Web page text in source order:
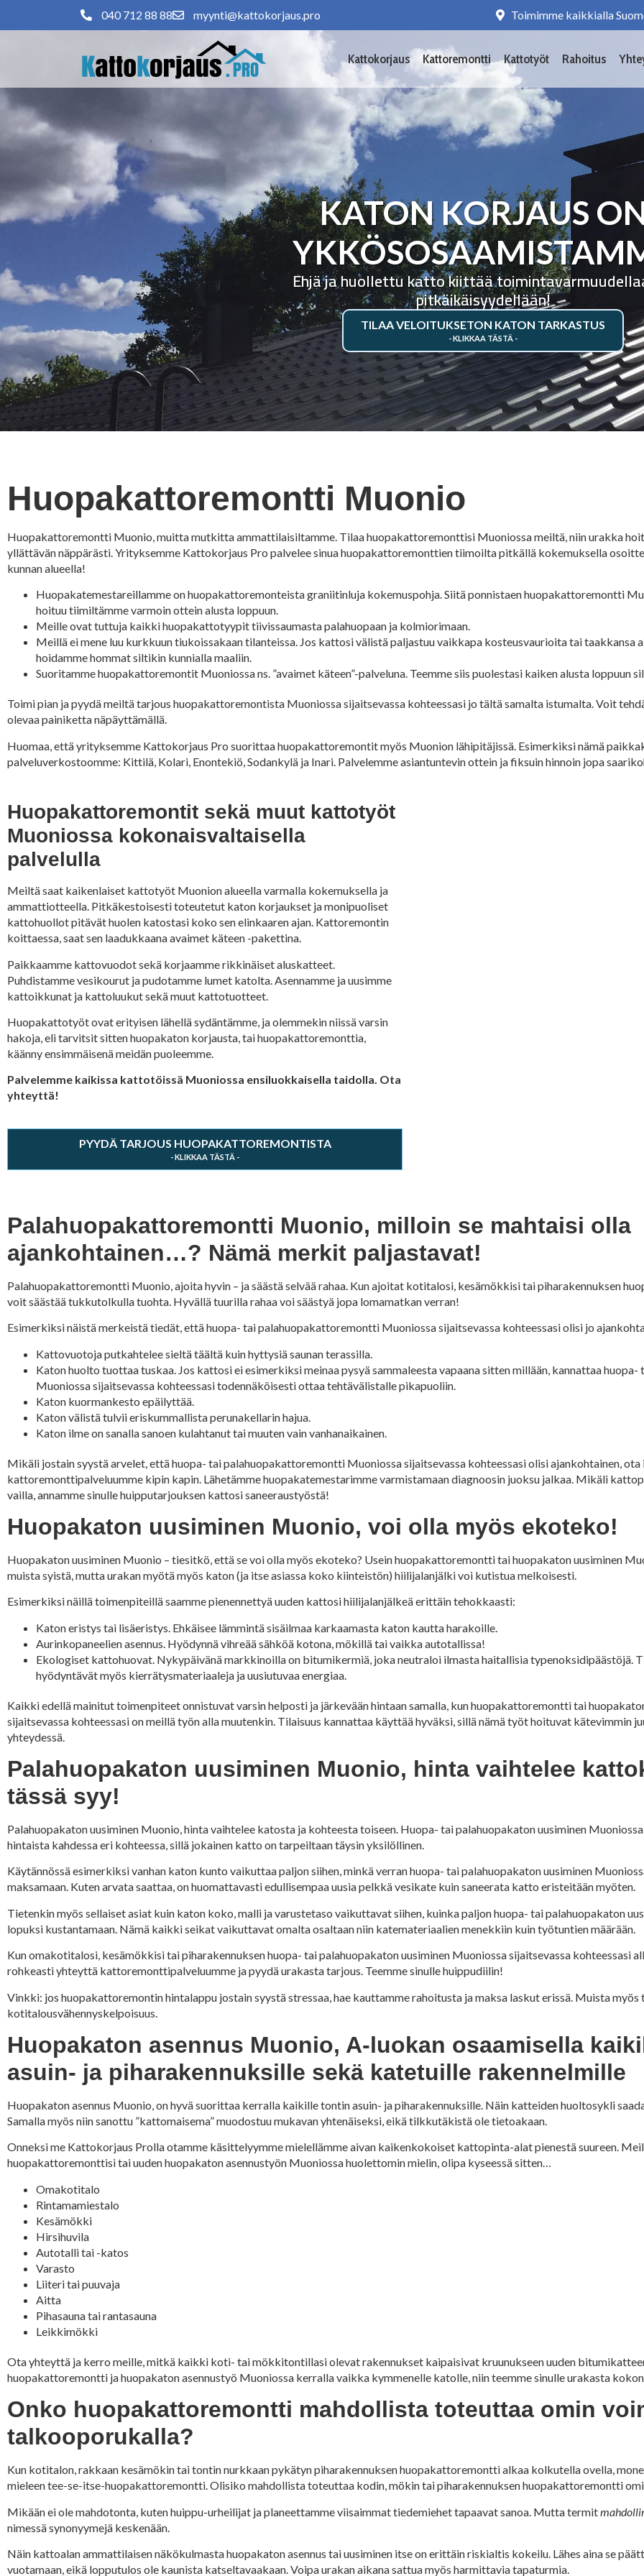
040 712 88 88 myynti@kattokorjaus.pro Toimimme kaikkialla
Kattokorjaus Kattoremontti Kattotyöt Rahoitus
KATON KORJAUS
Ehjä ja huollettu katto kiittää
pitkäikäisyydellään!
TILAA VELOITUKSETON KATON TARKASTUS
Huopakattoremontti Muonio
Huopakattoremontti Muonio, muitta mutkitta ammattilaisiltamme. Tilaa huopakattoremonttisi Muoniossa meiltä, niin urakka
yllättävän näppärästi. Yrityksemme Kattokorjaus Pro palvelee sinua huopakattoremonttien tiimoilta pitkällä kokemuksella
kunnan alueella!
Huopakatemestareillamme on huopakattoremonteista graniitinluja kokemuspohja. Siitä ponnistaen huopakattoremontti
hoituu tiimiltämme varmoin ottein alusta loppuun.
Meille ovat tuttuja kaikki huopakattotyypit tiivissaumasta palahuopaan ja kolmiorimaan.
Meillä ei mene luu kurkkuun tiukoissakaan tilanteissa. Jos kattosi välistä paljastuu vaikkapa kosteusvaurioita tai taakkansa
hoidamme hommat siltikin kunnialla maaliin.
Suoritamme huopakattoremontit Muoniossa ns. ”avaimet käteen”-palveluna. Teemme siis puolestasi kaiken alusta loppuun
Toimi pian ja pyydä meiltä tarjous huopakattoremontista Muoniossa sijaitsevassa kohteessasi jo tältä samalta istumalta. Voit
olevaa painiketta näpäyttämällä.
Huomaa, että yrityksemme Kattokorjaus Pro suorittaa huopakattoremontit myös Muonion lähipitäjissä. Esimerkiksi nämä
palveluverkostoomme: Kittilä, Kolari, Enontekiö, Sodankylä ja Inari. Palvelemme asiantuntevin ottein ja fiksuin hinnoin jopa
Huopakattoremontit sekä muut kattotyöt
Muoniossa kokonaisvaltaisella
palvelulla
Meiltä saat kaikenlaiset kattotyöt Muonion alueella varmalla kokemuksella ja
ammattiotteella. Pitkäkestoisesti toteutetut katon korjaukset ja monipuoliset
kattohuollot pitävät huolen katostasi koko sen elinkaaren ajan. Kattoremontin
koittaessa, saat sen laadukkaana avaimet käteen -pakettina.
Paikkaamme kattovuodot sekä korjaamme rikkinäiset aluskatteet.
Puhdistamme vesikourut ja pudotamme lumet katolta. Asennamme ja uusimme
kattoikkunat ja kattoluukut sekä muut kattotuotteet.
Huopakattotyöt ovat erityisen lähellä sydäntämme, ja olemmekin niissä varsin
hakoja, eli tarvitsit sitten huopakaton korjausta, tai huopakattoremonttia,
käänny ensimmäisenä meidän puoleemme.
Palvelemme kaikissa kattotöissä Muoniossa ensiluokkaisella taidolla. Ota
yhteyttä!
PYYDÄ TARJOUS HUOPAKATTOREMONTISTA
Palahuopakattoremontti Muonio, milloin se mahtaisi olla
ajankohtainen…? Nämä merkit paljastavat!
Palahuopakattoremontti Muonio, ajoita hyvin – ja säästä selvää rahaa. Kun ajoitat kotitalosi, kesämökkisi tai piharakennuksen
voit säästää tukkutolkulla tuohta. Hyvällä tuurilla rahaa voi säästyä jopa lomamatkan verran!
Esimerkiksi näistä merkeistä tiedät, että huopa- tai palahuopakattoremontti Muoniossa sijaitsevassa kohteessasi olisi jo
Kattovuotoja putkahtelee sieltä täältä kuin hyttysiä saunan terassilla.
Katon huolto tuottaa tuskaa. Jos kattosi ei esimerkiksi meinaa pysyä sammaleesta vapaana sitten millään, kannattaa
Muoniossa sijaitsevassa kohteessasi todennäköisesti ottaa tehtävälistalle pikapuoliin.
Katon kuormankesto epäilyttää.
Katon välistä tulvii eriskummallista perunakellarin hajua.
Katon ilme on sanalla sanoen kulahtanut tai muuten vain vanhanaikainen.
Mikäli jostain syystä arvelet, että huopa- tai palahuopakattoremontti Muoniossa sijaitsevassa kohteessasi olisi ajankohtainen, ota
kattoremonttipalveluumme kipin kapin. Lähetämme huopakatemestarimme varmistamaan diagnoosin juoksu jalkaa. Mikäli
vailla, annamme sinulle huipputarjouksen kattosi saneeraustyöstä!
Huopakaton uusiminen Muonio, voi olla myös ekoteko!
Huopakaton uusiminen Muonio – tiesitkö, että se voi olla myös ekoteko? Usein huopakattoremontti tai huopakaton uusiminen
muista syistä, mutta urakan myötä myös katon (ja itse asiassa koko kiinteistön) hiilijalanjälki voi kutistua melkoisesti.
Esimerkiksi näillä toimenpiteillä saamme pienennettyä uuden kattosi hiilijalanjälkeä erittäin tehokkaasti:
Katon eristys tai lisäeristys. Ehkäisee lämmintä sisäilmaa karkaamasta katon kautta harakoille.
Aurinkopaneelien asennus. Hyödynnä vihreää sähköä kotona, mökillä tai vaikka autotallissa!
Ekologiset kattohuovat. Nykypäivänä markkinoilla on bitumikermiä, joka neutraloi ilmasta haitallisia typenoksidipäästöjä.
hyödyntävät myös kierrätysmateriaaleja ja uusiutuvaa energiaa.
Kaikki edellä mainitut toimenpiteet onnistuvat varsin helposti ja järkevään hintaan samalla, kun huopakattoremontti tai
sijaitsevassa kohteessasi on meillä työn alla muutenkin. Tilaisuus kannattaa käyttää hyväksi, sillä nämä työt hoituvat kätevimmin
yhteydessä.
Palahuopakaton uusiminen Muonio, hinta vaihtelee
tässä syy!
Palahuopakaton uusiminen Muonio, hinta vaihtelee katosta ja kohteesta toiseen. Huopa- tai palahuopakaton uusiminen
hintaista kahdessa eri kohteessa, sillä jokainen katto on tarpeiltaan täysin yksilöllinen.
Käytännössä esimerkiksi vanhan katon kunto vaikuttaa paljon siihen, minkä verran huopa- tai palahuopakaton uusiminen
maksamaan. Kuten arvata saattaa, on huomattavasti edullisempaa uusia pelkkä vesikate kuin saneerata katto eristeitään myöten.
Tietenkin myös sellaiset asiat kuin katon koko, malli ja varustetaso vaikuttavat siihen, kuinka paljon huopa- tai palahuopakaton
lopuksi kustantamaan. Nämä kaikki seikat vaikuttavat omalta osaltaan niin katemateriaalien menekkiin kuin työtuntien määrään.
Kun omakotitalosi, kesämökkisi tai piharakennuksen huopa- tai palahuopakaton uusiminen Muoniossa sijaitsevassa kohteessasi
rohkeasti yhteyttä kattoremonttipalveluumme ja pyydä urakasta tarjous. Teemme sinulle huippudiilin!
Vinkki: jos huopakattoremontin hintalappu jostain syystä stressaa, hae kauttamme rahoitusta ja maksa laskut erissä. Muista myös
kotitalousvähennyskelpoisuus.
Huopakaton asennus Muonio, A-luokan osaamisella
asuin- ja piharakennuksille sekä katetuille rakennelmille
Huopakaton asennus Muonio, on hyvä suorittaa kerralla kaikille tontin asuin- ja piharakennuksille. Näin katteiden huoltosykli
Samalla myös niin sanottu ”kattomaisema” muodostuu mukavan yhtenäiseksi, eikä tilkkutäkistä ole tietoakaan.
Onneksi me Kattokorjaus Prolla otamme käsittelyymme mielellämme aivan kaikenkokoiset kattopinta-alat pienestä suureen.
huopakattoremonttisi tai uuden huopakaton asennustyön Muoniossa huolettomin mielin, olipa kyseessä sitten…
Omakotitalo
Rintamamiestalo
Kesämökki
Hirsihuvila
Autotalli tai -katos
Varasto
Liiteri tai puuvaja
Aitta
Pihasauna tai rantasauna
Leikkimökki
Ota yhteyttä ja kerro meille, mitkä kaikki koti- tai mökkitontillasi olevat rakennukset kaipaisivat kruunukseen uuden
huopakattoremontti ja huopakaton asennustyö Muoniossa kerralla vaikka kymmenelle katolle, niin teemme sinulle urakasta
Onko huopakattoremontti mahdollista toteuttaa omin
talkooporukalla?
Kun kotitalon, rakkaan kesämökin tai tontin nurkkaan pykätyn piharakennuksen huopakattoremontti alkaa kolkutella ovella,
mieleen tee-se-itse-huopakattoremontti. Olisiko mahdollista toteuttaa kodin, mökin tai piharakennuksen huopakattoremontti
Mikään ei ole mahdotonta, kuten huippu-urheilijat ja planeettamme viisaimmat tiedemiehet tapaavat sanoa. Mutta termit
nimessä synonyymejä keskenään.
Näin kattoalan ammattilaisen näkökulmasta huopakaton asennus tai uusiminen itse on erittäin riskialtis kokeilu. Lähes aina se
vuotamaan, eikä lopputulos ole kaunista katseltavaakaan. Voipa urakan aikana sattua myös harmittavia tapaturmia.